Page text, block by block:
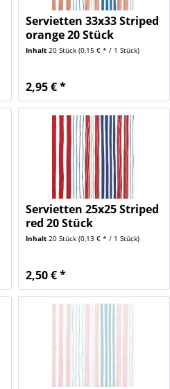
Servietten 33x33 Striped
orange 20 Stück
Inhalt 20 Stück (0,15 € * / 1 Stück)
2,95 € *
Servietten 25x25 Striped
red 20 Stück
Inhalt 20 Stück (0,13 € * / 1 Stück)
2,50 € *